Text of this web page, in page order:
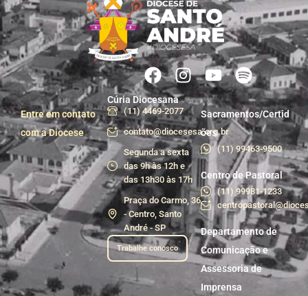
Entre em contato
com a Diocese
Cúria Diocesana
(11) 4469-2077
contato@diocesesa.org.br
Segunda a sexta
das 9h às 12h e
das 13h30 às 17h
Praça do Carmo, 36
- Centro, Santo
André - SP
Trabalhe conosco
Sacramentos/Certid
ões
(11) 99463-9500
Centro de Pastoral
(11) 99981-1233
Departamento de
Comunicação e
Assessoria de
Imprensa